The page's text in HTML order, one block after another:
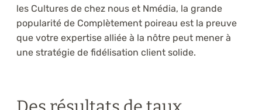
les Cultures de chez nous et Nmédia, la grande
popularité de Complètement poireau est la preuve
que votre expertise alliée à la nôtre peut mener à
une stratégie de fidélisation client solide.